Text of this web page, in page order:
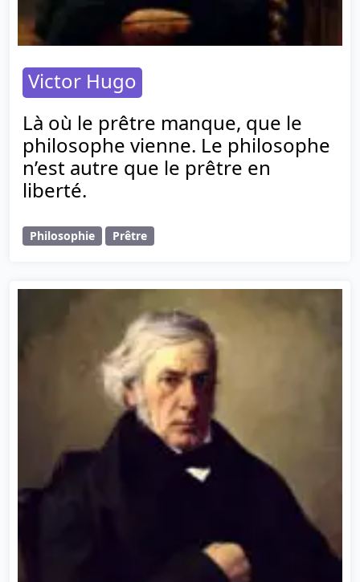
Victor Hugo
Là où le prêtre manque, que le
philosophe vienne. Le philosophe
n’est autre que le prêtre en
liberté.
Philosophie Prêtre